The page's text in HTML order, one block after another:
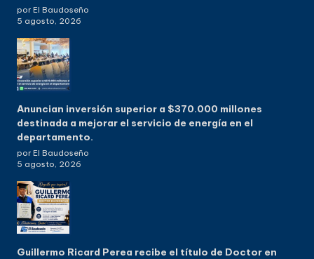
por El Baudoseño
5 agosto, 2026
Anuncian inversión superior a $370.000 millones
destinada a mejorar el servicio de energía en el
departamento.
por El Baudoseño
5 agosto, 2026
Guillermo Ricard Perea recibe el título de Doctor en